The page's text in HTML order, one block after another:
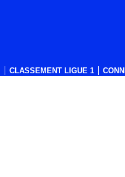
CLASSEMENT LIGUE 1